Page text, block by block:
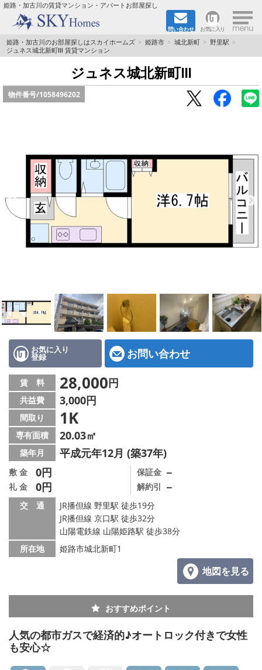
姫路・加古川の賃貸マンション・アパートお部屋探し
問い合わせ お気に入り ×
TOPページ
都市ガス·オール電化
☆新築物件☆
☆ペット飼育可能物件☆
☆ネット無料☆
路線·駅から探す
地域から探す
スタッフ紹介
店舗情報·アクセス
会社概要
メールでお問い合わせ
姫路・加古川のお部屋探しはスカイホームズ 姫路市 城北新町
野里駅
ジュネス城北新町Ⅲ 賃貸マンション
ジュネス城北新町Ⅲ
物件番号/1058496202
お気に入り
登録 お問い合わせ
賃 料 28,000円
共益費 3,000円
間取り 1K
専有面積 20.03㎡
築年月 平成元年12月 (築37年)
敷 金 0円
礼 金 0円
保証金 －
解約引 －
交 通
JR播但線 野里駅 徒歩19分
JR播但線 京口駅 徒歩32分
山陽電鉄線 山陽姫路駅 徒歩38分
所在地
姫路市城北新町1
地図を見る
おすすめポイント
人気の都市ガスで経済的♪オートロック付きで女性
も安心☆